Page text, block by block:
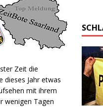
Zeit die
dieses Jahr etwas
mit ihrem
wenigen Tagen